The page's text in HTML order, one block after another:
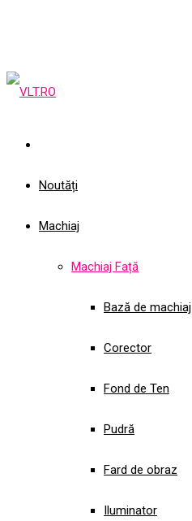
Noutăți
Machiaj
Machiaj Față
Bază de machiaj
Corector
Fond de Ten
Pudră
Fard de obraz
Iluminator